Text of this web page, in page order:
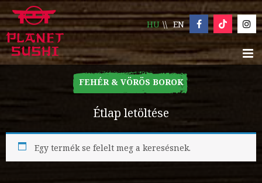
HU EN
FEHÉR & VÖRÖS BOROK
Étlap letöltése
Egy termék se felelt meg a keresésnek.